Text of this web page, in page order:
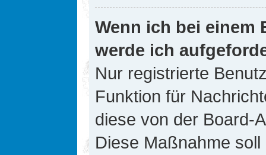
Wenn ich bei einem
werde ich
Nur registrierte
Funktion für
diese von der Board-
Diese Maßnahme